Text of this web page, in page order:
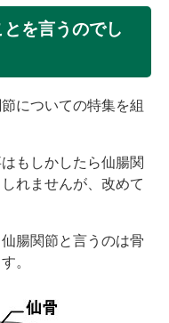
を言うのでし
についての特集を組
もしかしたら仙腸関
れませんが、改めて
腸関節と言うのは骨
。